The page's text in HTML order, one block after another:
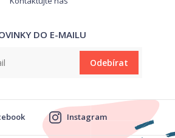
DO E-MAILU
Odebírat
Instagram